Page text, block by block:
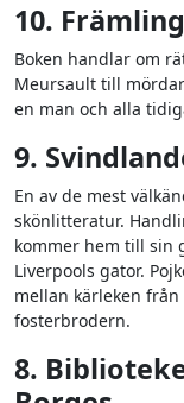
10.
Boken handlar om
Meursault till
en man och alla
9.
En av de mest
skönlitteratur.
kommer hem till sin
Liverpools gator.
mellan kärleken
fosterbrodern.
8.